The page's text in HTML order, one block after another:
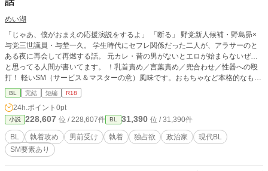
めい湖
「じゃあ、僕がおまえの応援演説をするよ」 「断る」 野党新人候補・野島昴×
与党三世議員・与埜一久。 学生時代にセフレ関係だった二人が、アラサーのと
ある夜に再会して再燃する話。 元カレ・昔の男がないとエロが始まらないぜ…
と思ってる人間が書いてます。 ！乳首責め／言葉責め／兜合わせ／性器への殴
打！ 軽いSM（サービス＆マスターの意）風味です。おもちゃなど本格的なもの
はありません。 イチャイチャとスケベは♥のお話です。 三年くらい前にSNSに
流した前半を見つけ、「えっめっちゃエモやん…！」と自家発電して書きまし
た。 いつか続きが書けたらなー。与埜の失脚と、その後の山寺に籠って自堕落
で爛れた時間を過ごす二人とか妄想します。 ※現実を参考にした部分もありま
すが、実在の出来事・組織・人物に紐づけるものではありません。 ※難しい題
材ではありますが、それはそうとしてこういう雰囲気の男たちのセクシーなとこ
ろが見たいという気持ちで書きました。
BL 完結 短編 R18
24h.ポイント 0pt
小説 228,607 位 / 228,607件 BL 31,390 位 / 31,390件
BL 執着攻め 男前受け 執着 独占欲 政治家
現代BL
SM要素あり